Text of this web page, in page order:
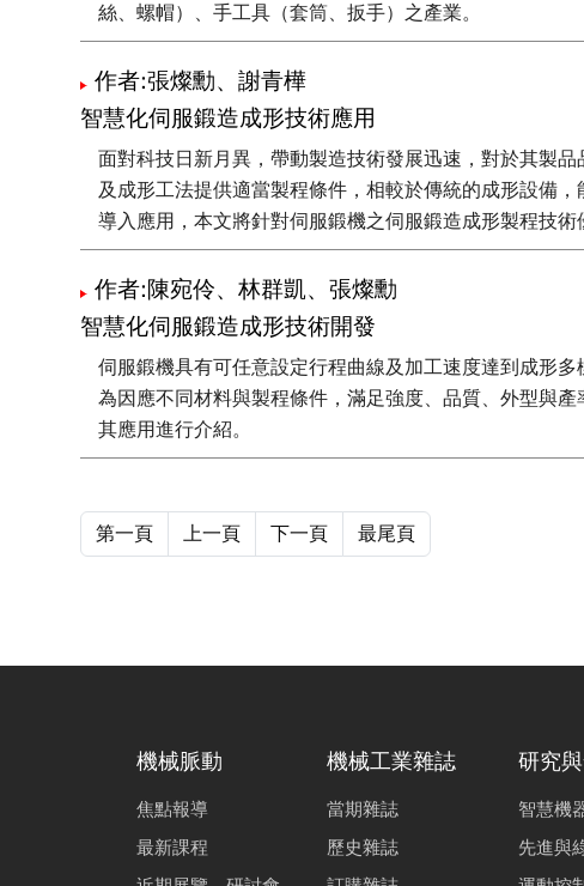
絲、螺帽）、手工具（套筒、扳手）之產業。
作者:張燦勳、謝青樺
智慧化伺服鍛造成形技術應用
面對科技日新月異，帶動製造技術發展迅速，對於其製
及成形工法提供適當製程條件，相較於傳統的成形設備
導入應用，本文將針對伺服鍛機之伺服鍛造成形製程技術
作者:陳宛伶、林群凱、張燦勳
智慧化伺服鍛造成形技術開發
伺服鍛機具有可任意設定行程曲線及加工速度達到成形
為因應不同材料與製程條件，滿足強度、品質、外型與
其應用進行介紹。
第一頁 上一頁 下一頁 最尾頁
機械脈動
焦點報導
最新課程
機械工業雜誌
當期雜誌
歷史雜誌
研究
智慧機
先進與